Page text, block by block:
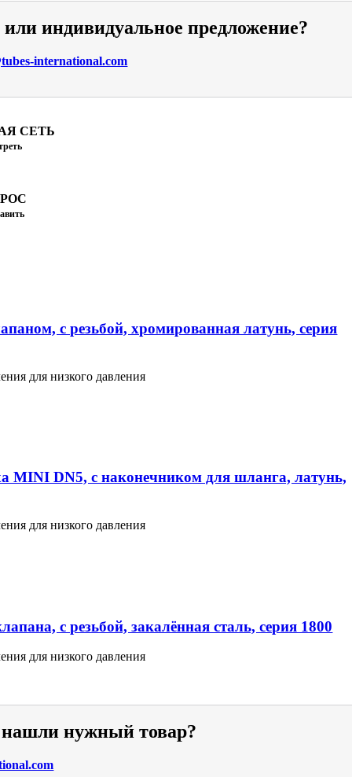
индивидуальное предложение?
international.com
СЕТЬ
с резьбой, хромированная латунь, серия
для низкого давления
MINI DN5, с наконечником для шланга, латунь,
для низкого давления
с резьбой, закалённая сталь, серия 1800
для низкого давления
нужный товар?